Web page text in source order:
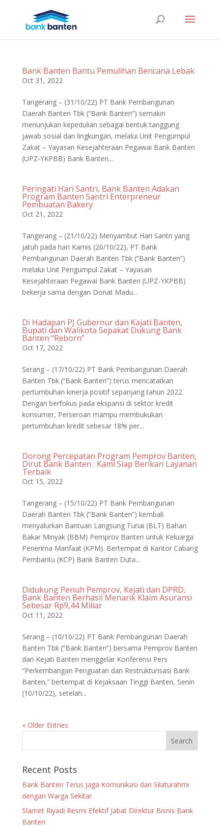
Bank Banten Bantu Pemulihan Bencana Lebak
Oct 31, 2022
Tangerang – (31/10/22) PT Bank Pembangunan
Daerah Banten Tbk (“Bank Banten”) semakin
menunjukan kepedulian sebagai bentuk tanggung
jawab sosial dan lingkungan, melalui Unit Pengumpul
Zakat – Yayasan Kesejahteraan Pegawai Bank Banten
(UPZ-YKPBB) Bank Banten...
Peringati Hari Santri, Bank Banten Adakan
Program Banten Santri Enterpreneur
Pembuatan Bakery
Oct 21, 2022
Tangerang – (21/10/22) Menyambut Hari Santri yang
jatuh pada hari Kamis (20/10/22), PT Bank
Pembangunan Daerah Banten Tbk (“Bank Banten”)
melalui Unit Pengumpul Zakat – Yayasan
Kesejahteraan Pegawai Bank Banten (UPZ-YKPBB)
bekerja sama dengan Donat Madu...
Di Hadapan PJ Gubernur dan Kajati Banten,
Bupati dan Walikota Sepakat Dukung Bank
Banten “Reborn”
Oct 17, 2022
Serang – (17/10/22) PT Bank Pembangunan Daerah
Banten Tbk (“Bank Banten”) terus mencatatkan
pertumbuhan kinerja positif sepanjang tahun 2022.
Dengan berfokus pada ekspansi di sektor kredit
konsumer, Perseroan mampu membukukan
pertumbuhan kredit sebesar 18% per...
Dorong Percepatan Program Pemprov Banten,
Dirut Bank Banten : Kami Siap Berikan Layanan
Terbaik
Oct 15, 2022
Tangerang – (15/10/22) PT Bank Pembangunan
Daerah Banten Tbk (“Bank Banten”) kembali
menyalurkan Bantuan Langsung Tunai (BLT) Bahan
Bakar Minyak (BBM) Pemprov Banten untuk Keluarga
Penerima Manfaat (KPM). Bertempat di Kantor Cabang
Pembantu (KCP) Bank Banten Duta...
Didukung Penuh Pemprov, Kejati dan DPRD,
Bank Banten Berhasil Menarik Klaim Asuransi
Sebesar Rp9,44 Miliar
Oct 11, 2022
Serang – (10/10/22) PT Bank Pembangunan Daerah
Banten Tbk (“Bank Banten”) bersama Pemprov Banten
dan Kejati Banten menggelar Konferensi Pers
“Perkembangan Penguatan dan Restrukturisasi Bank
Banten,” bertempat di Kejaksaan Tinggi Banten, Senin
(10/10/22), setelah...
« Older Entries
Recent Posts
Bank Banten Terus Jaga Komunikasi dan Silaturahmi
dengan Warga Sekitar
Slamet Riyadi Resmi Efektif Jabat Direktur Bisnis Bank
Banten